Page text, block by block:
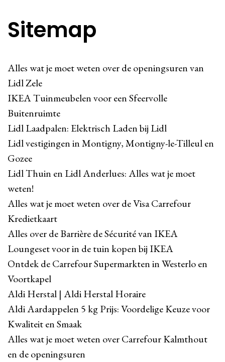
Sitemap
Alles wat je moet weten over de openingsuren van
Lidl Zele
IKEA Tuinmeubelen voor een Sfeervolle
Buitenruimte
Lidl Laadpalen: Elektrisch Laden bij Lidl
Lidl vestigingen in Montigny, Montigny-le-Tilleul en
Gozee
Lidl Thuin en Lidl Anderlues: Alles wat je moet
weten!
Alles wat je moet weten over de Visa Carrefour
Kredietkaart
Alles over de Barrière de Sécurité van IKEA
Loungeset voor in de tuin kopen bij IKEA
Ontdek de Carrefour Supermarkten in Westerlo en
Voortkapel
Aldi Herstal | Aldi Herstal Horaire
Aldi Aardappelen 5 kg Prijs: Voordelige Keuze voor
Kwaliteit en Smaak
Alles wat je moet weten over Carrefour Kalmthout
en de openingsuren